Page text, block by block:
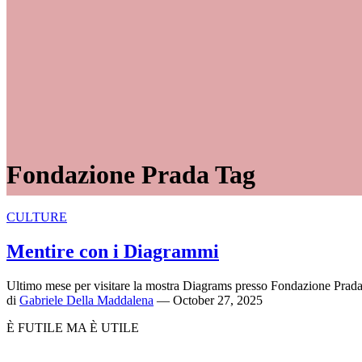
Fondazione Prada Tag
CULTURE
Mentire con i Diagrammi
Ultimo mese per visitare la mostra Diagrams presso Fondazione
di Gabriele Della Maddalena — October 27, 2025
È FUTILE MA È UTILE